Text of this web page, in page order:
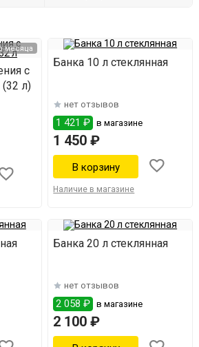
месяца
с
л)
Банка 10 л стеклянная
нет отзывов
1 421 ₽ в магазине
1 450 ₽
Наличие в магазине
Банка 20 л стеклянная
нет отзывов
2 058 ₽ в магазине
2 100 ₽